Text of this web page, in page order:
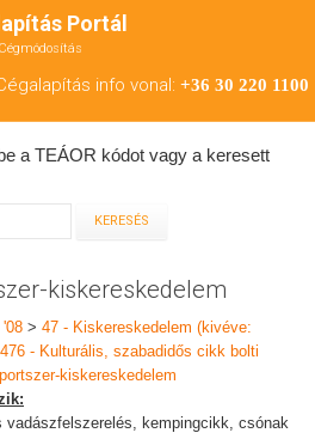
Portál
info vonal: +36 30 220 1100
a TEÁOR kódot vagy a keresett
kiskereskedelem
> 47 - Kiskereskedelem (kivéve:
476 - Kulturális, szabadidős cikk bolti
kiskereskedelem
vadászfelszerelés, kempingcikk, csónak